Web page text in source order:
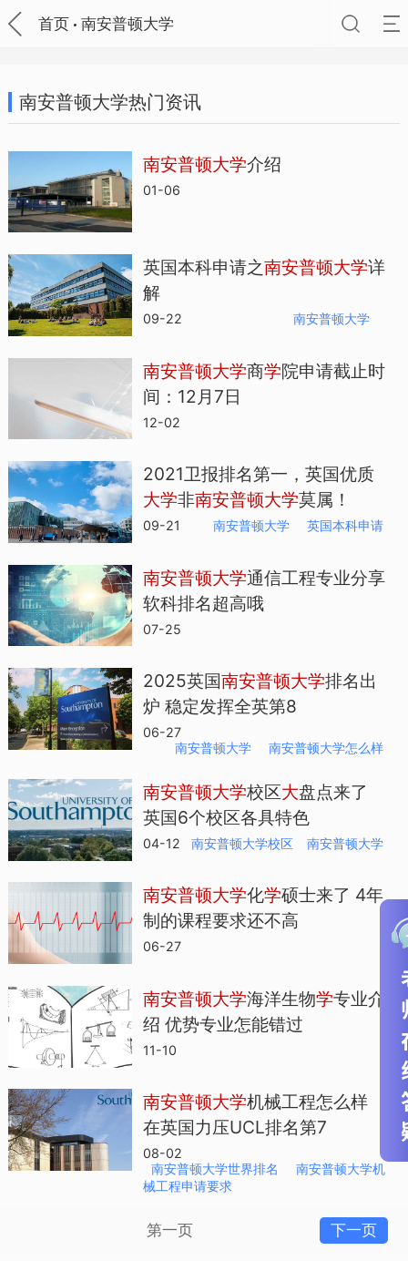
首页 南安普顿大学
南安普顿大学热门资讯
南安普顿大学介绍
01-06
英国本科申请之南安普顿大学详
解
09-22 南安普顿大学
南安普顿大学商学院申请截止时
间：12月7日
12-02
2021卫报排名第一，英国优质
大学非南安普顿大学莫属！
09-21 南安普顿大学 英国本科申请
南安普顿大学通信工程专业分享
软科排名超高哦
07-25
2025英国南安普顿大学排名出
炉 稳定发挥全英第8
06-27
南安普顿大学
南安普顿大学怎么样
南安普顿大学校区大盘点来了
英国6个校区各具特色
04-12 ​南安普顿大学校区 ​南安普顿大学
南安普顿大学化学硕士来了 4年
制的课程要求还不高
06-27
南安普顿大学海洋生物学专业介
绍 优势专业怎能错过
11-10
南安普顿大学机械工程怎么样
在英国力压UCL排名第7
08-02
南安普顿大学世界排名
南安普顿大学机
械工程申请要求
第一页 下一页